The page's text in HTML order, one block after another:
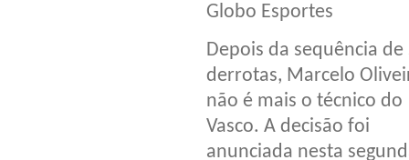
Globo Esportes
Depois da sequência de
derrotas, Marcelo
não é mais o técnico do
Vasco. A decisão foi
anunciada nesta